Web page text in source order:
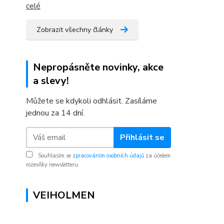
celé
Zobrazit všechny články
Nepropásněte novinky, akce
a slevy!
Můžete se kdykoli odhlásit. Zasíláme
jednou za 14 dní.
Přihlásit se
Souhlasím se zpracováním osobních údajů za účelem
rozesílky newsletteru.
VEIHOLMEN